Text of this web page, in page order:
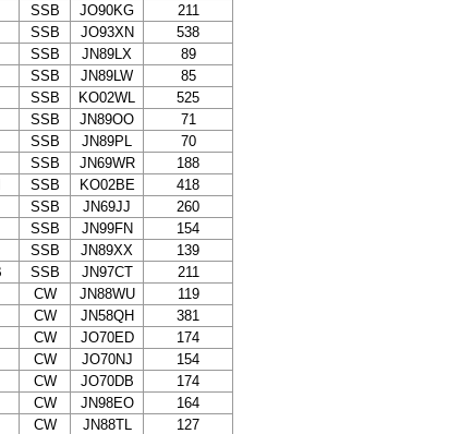
SSB JO90KG
211
SSB JO93XN
538
SSB JN89LX
89
SSB JN89LW
85
SSB KO02WL
525
SSB JN89OO
71
SSB JN89PL
70
SSB JN69WR
188
SSB KO02BE
418
SSB JN69JJ
260
SSB JN99FN
154
SSB JN89XX
139
SSB JN97CT
211
CW JN88WU
119
CW JN58QH
381
CW JO70ED
174
CW JO70NJ
154
CW JO70DB
174
CW JN98EO
164
CW JN88TL
127